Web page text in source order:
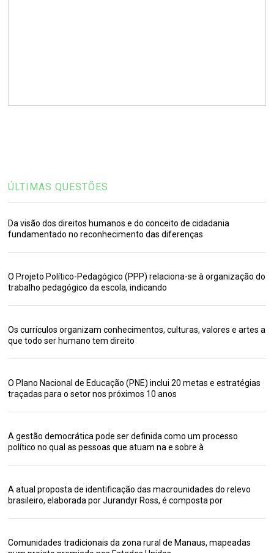
ÚLTIMAS QUESTÕES
Da visão dos direitos humanos e do conceito de cidadania
fundamentado no reconhecimento das diferenças
O Projeto Político-Pedagógico (PPP) relaciona-se à organização do
trabalho pedagógico da escola, indicando
Os currículos organizam conhecimentos, culturas, valores e artes a
que todo ser humano tem direito
O Plano Nacional de Educação (PNE) inclui 20 metas e estratégias
traçadas para o setor nos próximos 10 anos
A gestão democrática pode ser definida como um processo
político no qual as pessoas que atuam na e sobre à
A atual proposta de identificação das macrounidades do relevo
brasileiro, elaborada por Jurandyr Ross, é composta por
Comunidades tradicionais da zona rural de Manaus, mapeadas